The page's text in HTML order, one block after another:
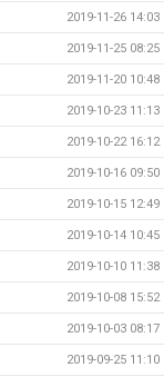
2019-11-26 14:03
2019-11-25 08:25
2019-11-20 10:48
2019-10-23 11:13
2019-10-22 16:12
2019-10-16 09:50
2019-10-15 12:49
2019-10-14 10:45
2019-10-10 11:38
2019-10-08 15:52
2019-10-03 08:17
2019-09-25 11:10